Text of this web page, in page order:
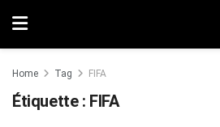
Home Tag FIFA
Étiquette : FIFA